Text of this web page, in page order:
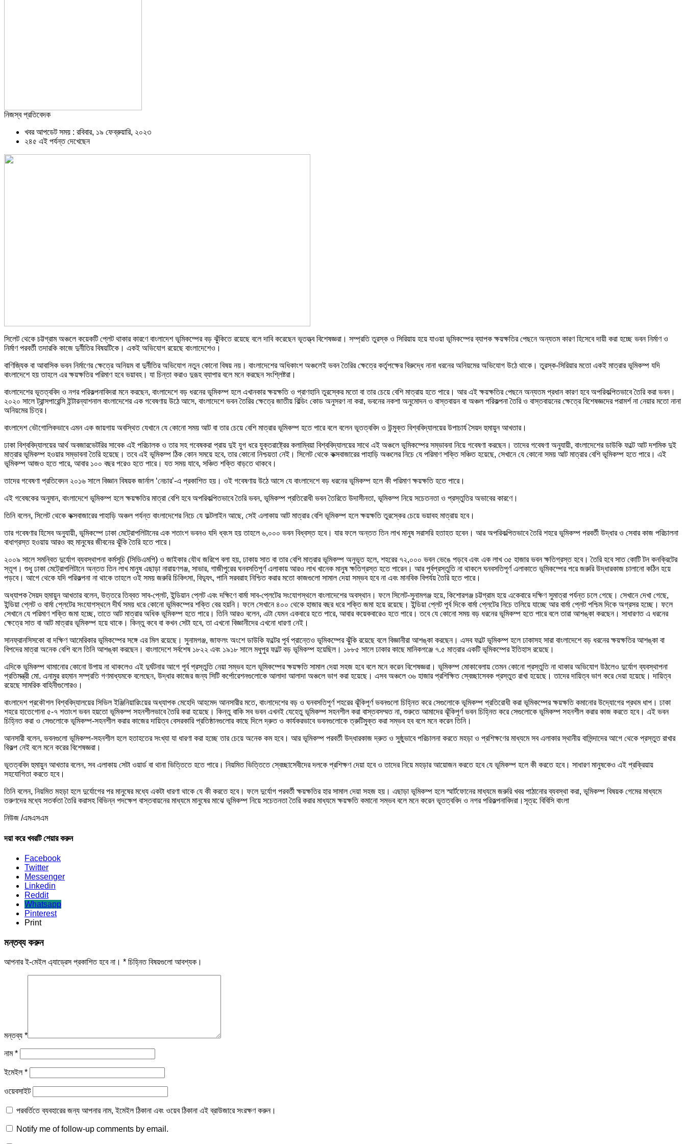
নিজস্ব প্রতিবেদক
খবর আপডেট সময় : রবিবার, ১৯ ফেব্রুয়ারি, ২০২৩
২৪৫ এই পর্যন্ত দেখেছেন
সিলেট থেকে চট্টগ্রাম অঞ্চলে কয়েকটি প্লেট থাকার কারণে বাংলাদেশ ভূমিকম্পের বড় ঝুঁকিতে রয়েছে বলে দাবি করেছেন ভূতত্ত্ব বিশেষজ্ঞরা। সম্প্রতি তুরস্ক ও সিরিয়ায় হয়ে যাওয়া ভূমিকম্পের ব্যাপক ক্ষয়ক্ষতির পেছনে অন্যতম কারণ হিসেবে দায়ী করা হচ্ছে ভবন নির্মাণ ও
নির্মাণ পরবর্তী তদারকি কাজে দুর্নীতির বিষয়টিকে। একই অভিযোগ রয়েছে বাংলাদেশেও।
বাণিজ্যিক বা আবাসিক ভবন নির্মাণের ক্ষেত্রে অনিয়ম বা দুর্নীতির অভিযোগ নতুন কোনো বিষয় নয়। বাংলাদেশের অধিকাংশ অঞ্চলেই ভবন তৈরির ক্ষেত্রে কর্তৃপক্ষের বিরুদ্ধে নানা ধরনের অনিয়মের অভিযোগ উঠে থাকে। তুরস্ক-সিরিয়ার মতো একই মাত্রার ভূমিকম্প যদি
বাংলাদেশে হয় তাহলে এর ক্ষয়ক্ষতির পরিমাণ হবে ভয়াবহ। যা চিন্তা করাও দুরূহ ব্যাপার বলে মনে করছেন সংশ্লিষ্টরা।
বাংলাদেশের ভূতত্ববিদ ও নগর পরিকল্পনাবিদরা মনে করছেন, বাংলাদেশে বড় ধরনের ভূমিকম্প হলে এখানকার ক্ষয়ক্ষতি ও প্রাণহানি তুরস্কের মতো বা তার চেয়ে বেশি মাত্রায় হতে পারে। আর এই ক্ষয়ক্ষতির পেছনে অন্যতম প্রধান কারণ হবে অপরিকল্পিতভাবে তৈরি করা ভবন।
২০২০ সালে ট্রান্সপারেন্সি ইন্টারন্যাশনাল বাংলাদেশের এক গবেষণায় উঠে আসে, বাংলাদেশে ভবন তৈরির ক্ষেত্রে জাতীয় বিল্ডিং কোড অনুসরণ না করা, ভবনের নকশা অনুমোদন ও বাস্তবায়ন বা অঞ্চল পরিকল্পনা তৈরি ও বাস্তবায়নের ক্ষেত্রে বিশেষজ্ঞদের পরামর্শ না নেয়ার মতো নানা
অনিয়মের চিত্র।
বাংলাদেশ ভৌগোলিকভাবে এমন এক জায়গায় অবস্থিত যেখানে যে কোনো সময় আট বা তার চেয়ে বেশি মাত্রার ভূমিকম্প হতে পারে বলে বলেন ভূতত্ববিদ ও উন্মুক্ত বিশ্ববিদ্যালয়ের উপাচার্য সৈয়দ হুমায়ুন আখতার।
ঢাকা বিশ্ববিদ্যালয়ের আর্থ অবজারভেটরির সাবেক এই পরিচালক ও তার সহ গবেষকরা প্রায় দুই যুগ ধরে যুক্তরাষ্ট্রের কলাম্বিয়া বিশ্ববিদ্যালয়ের সাথে এই অঞ্চলে ভূমিকম্পের সম্ভাবনা নিয়ে গবেষণা করছেন। তাদের গবেষণা অনুযায়ী, বাংলাদেশের ডাউকি ফল্টে আট দশমিক দুই
মাত্রার ভূমিকম্প হওয়ার সম্ভাবনা তৈরি হয়েছে। তবে এই ভূমিকম্প ঠিক কোন সময়ে হবে, তার কোনো নিশ্চয়তা নেই। সিলেট থেকে কক্সবাজারের পাহাড়ি অঞ্চলের নিচে যে পরিমাণ শক্তি সঞ্চিত হয়েছে, সেখানে যে কোনো সময় আট মাত্রার বেশি ভূমিকম্প হতে পারে। এই
ভূমিকম্প আজও হতে পারে, আবার ১০০ বছর পরেও হতে পারে। যত সময় যাবে, সঞ্চিত শক্তি বাড়তে থাকবে।
তাদের গবেষণা প্রতিবেদন ২০১৬ সালে বিজ্ঞান বিষয়ক জার্নাল ‘নেচার’-এ প্রকাশিত হয়। ওই গবেষণায় উঠে আসে যে বাংলাদেশে বড় ধরনের ভূমিকম্প হলে কী পরিমাণ ক্ষয়ক্ষতি হতে পারে।
এই গবেষকের অনুমান, বাংলাদেশে ভূমিকম্প হলে ক্ষয়ক্ষতির মাত্রা বেশি হবে অপরিকল্পিতভাবে তৈরি ভবন, ভূমিকম্প প্রতিরোধী ভবন তৈরিতে উদাসীনতা, ভূমিকম্প নিয়ে সচেতনতা ও প্রস্তুতির অভাবের কারণে।
তিনি বলেন, সিলেট থেকে কক্সবাজারের পাহাড়ি অঞ্চল পর্যন্ত বাংলাদেশের নিচে যে ফল্টলাইন আছে, সেই এলাকায় আট মাত্রার বেশি ভূমিকম্প হলে ক্ষয়ক্ষতি তুরস্কের চেয়ে ভয়াবহ মাত্রায় হবে।
তার গবেষণার হিসেব অনুযায়ী, ভূমিকম্পে ঢাকা মেট্রোপলিটানের এক শতাংশ ভবনও যদি ধ্বংস হয় তাহলে ৬,০০০ ভবন বিধ্বস্ত হবে। যার ফলে অন্তত তিন লাখ মানুষ সরাসরি হতাহত হবেন। আর অপরিকল্পিতভাবে তৈরি শহরে ভূমিকম্প পরবর্তী উদ্ধার ও সেবার কাজ পরিচালনা
বাধাগ্রস্ত হওয়ায় আরও বহু মানুষের জীবনের ঝুঁকি তৈরি হতে পারে।
২০০৯ সালে সমন্বিত দুর্যোগ ব্যবস্থাপনা কর্মসূচি (সিডিএমপি) ও জাইকার যৌথ জরিপে বলা হয়, ঢাকায় সাত বা তার বেশি মাত্রার ভূমিকম্প অনুভূত হলে, শহরের ৭২,০০০ ভবন ভেঙে পড়বে এবং এক লাখ ৩৫ হাজার ভবন ক্ষতিগ্রস্ত হবে। তৈরি হবে সাত কোটি টন কনক্রিটের
স্তূপ। শুধু ঢাকা মেট্রোপলিটানে অন্তত তিন লাখ মানুষ এছাড়া নারায়ণগঞ্জ, সাভার, গাজীপুরের ঘনবসতিপূর্ণ এলাকায় আরও লাখ খানেক মানুষ ক্ষতিগ্রস্ত হতে পারেন। আর পূর্বপ্রস্তুতি না থাকলে ঘনবসতিপূর্ণ এলাকাতে ভূমিকম্পের পরে জরুরি উদ্ধারকাজ চালানো কঠিন হয়ে
পড়বে। আগে থেকে যদি পরিকল্পনা না থাকে তাহলে ওই সময় জরুরি চিকিৎসা, বিদ্যুৎ, পানি সরবরাহ নিশ্চিত করার মতো কাজগুলো সামাল দেয়া সম্ভব হবে না এবং মানবিক বিপর্যয় তৈরি হতে পারে।
অধ্যাপক সৈয়দ হুমায়ুন আখতার বলেন, উত্তরে তিব্বত সাব-প্লেট, ইন্ডিয়ান প্লেট এবং দক্ষিণে বার্মা সাব-প্লেটের সংযোগস্থলে বাংলাদেশের অবস্থান। ফলে সিলেট-সুনামগঞ্জ হয়ে, কিশোরগঞ্জ চট্টগ্রাম হয়ে একেবারে দক্ষিণ সুমাত্রা পর্যন্ত চলে গেছে। সেখানে দেখা গেছে,
ইন্ডিয়া প্লেট ও বার্মা প্লেটের সংযোগস্থলে দীর্ঘ সময় ধরে কোনো ভূমিকম্পের শক্তি বের হয়নি। ফলে সেখানে ৪০০ থেকে হাজার বছর ধরে শক্তি জমা হয়ে রয়েছে। ইন্ডিয়া প্লেট পূর্ব দিকে বার্মা প্লেটের নিচে তলিয়ে যাচ্ছে আর বার্মা প্লেট পশ্চিম দিকে অগ্রসর হচ্ছে। ফলে
সেখানে যে পরিমাণ শক্তি জমা হচ্ছে, তাতে আট মাত্রার অধিক ভূমিকম্প হতে পারে। তিনি আরও বলেন, এটা যেমন একবারে হতে পারে, আবার কয়েকবারেও হতে পারে। তবে যে কোনো সময় বড় ধরনের ভূমিকম্প হতে পারে বলে তারা আশঙ্কা করছেন। সাধারণত এ ধরনের
ক্ষেত্রে সাত বা আট মাত্রার ভূমিকম্প হয়ে থাকে। কিন্তু কবে বা কখন সেটা হবে, তা এখনো বিজ্ঞানীদের এখনো ধারণা নেই।
সানফ্রানসিসকো বা দক্ষিণ আমেরিকার ভূমিকম্পের সঙ্গে এর মিল রয়েছে। সুনামগঞ্জ, জাফলং অংশে ডাউকি ফল্টের পূর্ব প্রান্তেও ভূমিকম্পের ঝুঁকি রয়েছে বলে বিজ্ঞানীরা আশঙ্কা করছেন। এসব ফল্টে ভূমিকম্প হলে ঢাকাসহ সারা বাংলাদেশে বড় ধরনের ক্ষয়ক্ষতির আশঙ্কা বা
বিপদের মাত্রা অনেক বেশি বলে তিনি আশঙ্কা করছেন। বাংলাদেশে সর্বশেষ ১৮২২ এবং ১৯১৮ সালে মধুপুর ফল্টে বড় ভূমিকম্প হয়েছিল। ১৮৮৫ সালে ঢাকার কাছে মানিকগঞ্জে ৭.৫ মাত্রার একটি ভূমিকম্পের ইতিহাস রয়েছে।
এদিকে ভূমিকম্প থামানোর কোনো উপায় না থাকলেও এই দুর্ঘটনার আগে পূর্ব প্রস্তুতি নেয়া সম্ভব হলে ভূমিকম্পের ক্ষয়ক্ষতি সামাল দেয়া সহজ হবে বলে মনে করেন বিশেষজ্ঞরা। ভূমিকম্প মোকাবেলায় তেমন কোনো প্রস্তুতি না থাকার অভিযোগ উঠলেও দুর্যোগ ব্যবস্থাপনা
প্রতিমন্ত্রী মো. এনামুর রহমান সম্প্রতি গণমাধ্যমকে বলেছেন, উদ্ধার কাজের জন্য সিটি কর্পোরেশনগুলোকে আলাদা আলাদা অঞ্চলে ভাগ করা হয়েছে। এসব অঞ্চলে ৩৬ হাজার প্রশিক্ষিত স্বেচ্ছাসেবক প্রস্তুত রাখা হয়েছে। তাদের দায়িত্ব ভাগ করে দেয়া হয়েছে। দায়িত্ব
রয়েছে সামরিক বাহিনীগুলোরও।
বাংলাদেশ প্রকৌশল বিশ্ববিদ্যালয়ের সিভিল ইঞ্জিনিয়ারিংয়ের অধ্যাপক মেহেদি আহমেদ আনসারীর মতে, বাংলাদেশের বড় ও ঘনবসতিপূর্ণ শহরের ঝূঁকিপূর্ণ ভবনগুলো চিহ্নিত করে সেগুলোকে ভূমিকম্প প্রতিরোধী করা ভূমিকম্পের ক্ষয়ক্ষতি কমানোর উদ্যোগের প্রথম ধাপ। ঢাকা
শহরে হাতেগোনা ৫-৭ শতাংশ ভবন হয়তো ভূমিকম্প সহনশীলভাবে তৈরি করা হয়েছে। কিন্তু বাকি সব ভবন এখনই যেহেতু ভূমিকম্প সহনশীল করা বাস্তবসম্মত না, শুরুতে আমাদের ঝূঁকিপূর্ণ ভবন চিহ্নিত করে সেগুলোকে ভূমিকম্প সহনশীল করার কাজ করতে হবে। এই ভবন
চিহ্নিত করা ও সেগুলোকে ভূমিকম্প-সহনশীল করার কাজের দায়িত্ব বেসরকারি প্রতিষ্ঠানগুলোর কাছে দিলে দ্রুত ও কার্যকরভাবে ভবনগুলোকে ত্রুটিমুক্ত করা সম্ভব হব বলে মনে করেন তিনি।
আনসারী বলেন, ভবনগুলো ভূমিকম্প-সহনশীল হলে হতাহতের সংখ্যা যা ধারণা করা হচ্ছে তার চেয়ে অনেক কম হবে। আর ভূমিকম্প পরবর্তী উদ্ধারকাজ দ্রুত ও সুষ্ঠুভাবে পরিচালনা করতে মহড়া ও প্রশিক্ষণের মাধ্যমে সব এলাকার স্থানীয় বাসিন্দাদের আগে থেকে প্রস্তুত রাখার
বিকল্প নেই বলে মনে করের বিশেষজ্ঞরা।
ভূতত্ববিদ হুমায়ুন আখতার বলেন, সব এলাকায় সেটা ওয়ার্ড বা থানা ভিত্তিতে হতে পারে। নিয়মিত ভিত্তিতে স্বেচ্ছাসেবীদের দলকে প্রশিক্ষণ দেয়া হবে ও তাদের নিয়ে মহড়ার আয়োজন করতে হবে যে ভূমিকম্প হলে কী করতে হবে। সাধারণ মানুষকেও এই প্রক্রিয়ায়
সহযোগিতা করতে হবে।
তিনি বলেন, নিয়মিত মহড়া হলে দুর্যোগের পর মানুষের মধ্যে একটা ধারণা থাকে যে কী করতে হবে। ফলে দুর্যোগ পরবর্তী ক্ষয়ক্ষতির হার সামাল দেয়া সহজ হয়। এছাড়া ভূমিকম্প হলে স্মার্টফোনের মাধ্যমে জরুরি খবর পাঠানোর ব্যবস্থা করা, ভূমিকম্প বিষয়ক গেমের মাধ্যমে
তরুণদের মধ্যে সতর্কতা তৈরি করাসহ বিভিন্ন পদক্ষেপ বাস্তবায়নের মাধ্যমে মানুষের মাঝে ভূমিকম্প নিয়ে সচেতনতা তৈরি করার মাধ্যমে ক্ষয়ক্ষতি কমানো সম্ভব বলে মনে করেন ভূতত্ববিদ ও নগর পরিকল্পনাবিদরা।সূত্র: বিবিসি বাংলা
নিউজ /এমএসএম
দয়া করে খবরটি শেয়ার করুন
Facebook
Twitter
Messenger
Linkedin
Reddit
Whatsapp
Pinterest
Print
মন্তব্য করুন
আপনার ই-মেইল এ্যাড্রেস প্রকাশিত হবে না। * চিহ্নিত বিষয়গুলো আবশ্যক।
মন্তব্য *
নাম*
ইমেইল*
ওয়েবসাইট
পরবর্তিতে ব্যবহারের জন্য আপনার নাম, ইমেইল ঠিকানা এবং ওয়েব ঠিকানা এই ব্রাউজারে সংরক্ষণ করুন।
Notify me of follow-up comments by email.